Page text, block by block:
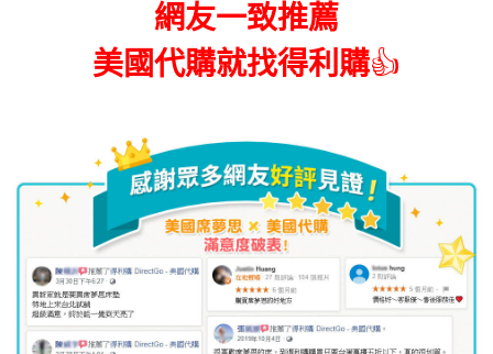
網友一致推薦
美國代購就找得利購👍